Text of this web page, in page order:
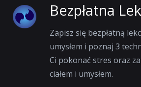
Bezpłatna
Zapisz się bezpłatną
umysłem i poznaj 3
Ci pokonać stres oraz
ciałem i umysłem.